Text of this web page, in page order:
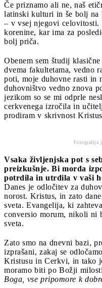
Če priznamo ali ne, naš
latinski kulturi in še bolj na
– v vsej njegovi celovitosti.
korenine, kar ima za
bolj priča.
Obenem sem študij
dvema fakultetama, vedno
poti, moje duhovne rasti in
duhovništvo vedno znova
jezikom so se mi odprle
cerkvenega izročila in
prodiram v skrivnost
Fotografija
Vsaka življenjska pot s
preizkušnje. Bi morda
potrdila in utrdila v vaši
Danes je odločitev za
norost. Kristus, in zato
sveta. Evangelija, ki
conversio morum, nikoli
sveta.
Zato smo na dnevni bazi,
izprašani, zakaj se
Kristusu in Cerkvi, in tako
moramo biti po Božji
Boga, vse pripomore k